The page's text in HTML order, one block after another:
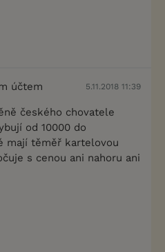
účtem 5.11.2018 11:39
českého chovatele
od 10000 do
mají těměř kartelovou
s cenou ani nahoru ani